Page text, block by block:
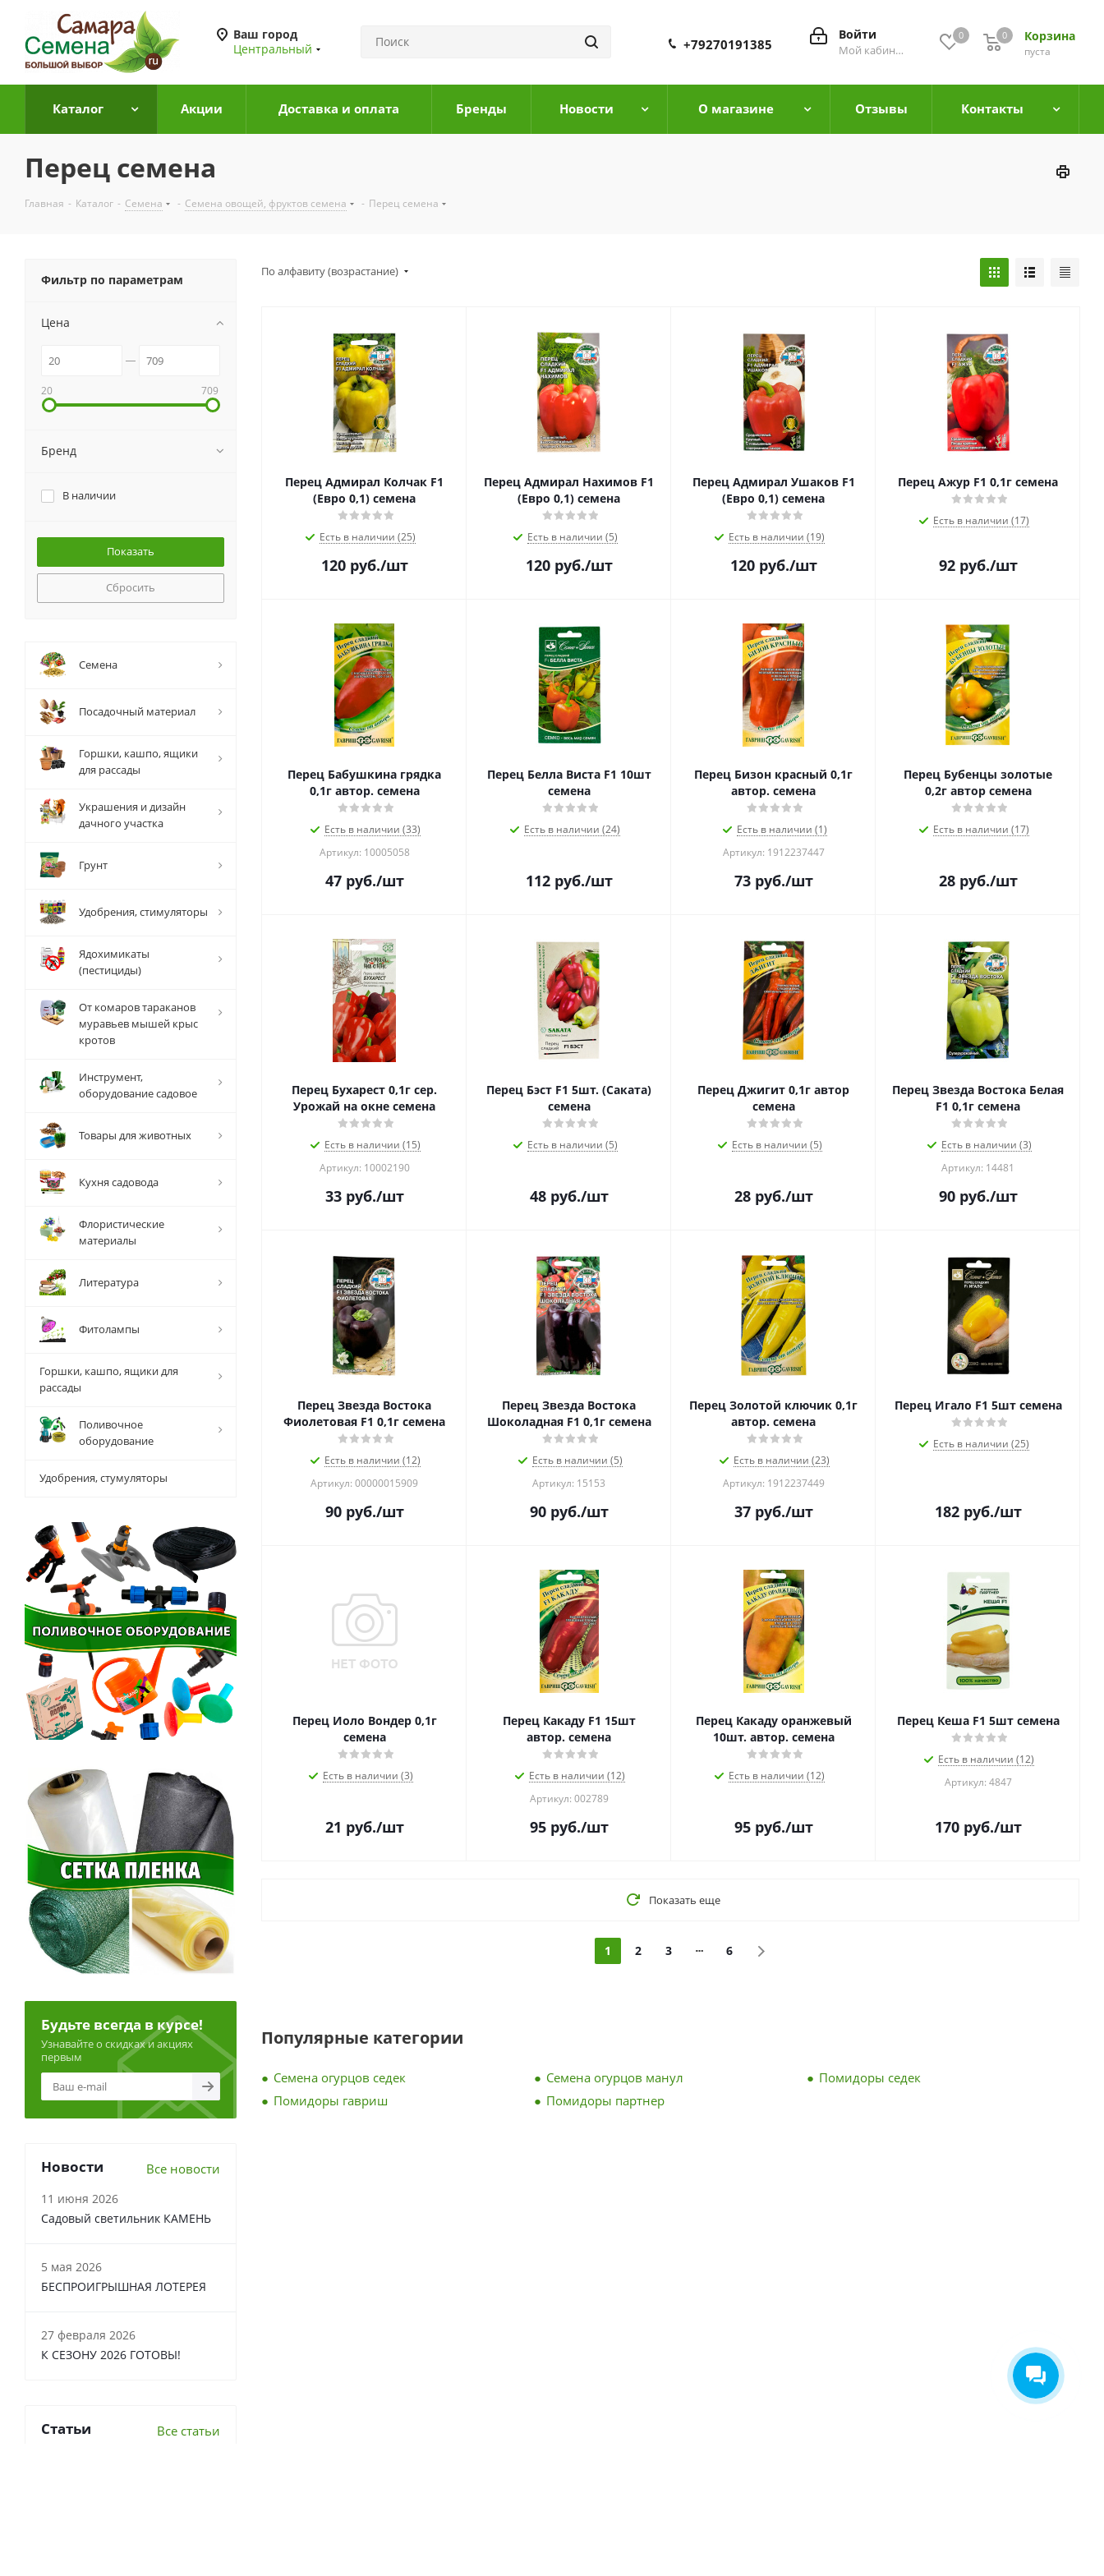
Ваш город
Центральный
0 Корзина
0
пуста
0
Войти
Мой кабинет
+79270191385
Каталог Акции Доставка и оплата Бренды Новости О магазине Отзывы Контакты
Перец семена
Главная - Каталог - Семена - Семена овощей, фруктов семена - Перец семена
По алфавиту (возрастание)
Перец Адмирал Колчак F1
(Евро 0,1) семена
Есть в наличии (25)
120руб./шт
Перец Адмирал Нахимов F1
(Евро 0,1) семена
Есть в наличии (5)
120руб./шт
Перец Адмирал Ушаков F1
(Евро 0,1) семена
Есть в наличии (19)
120руб./шт
Перец Ажур F1 0,1г семена
Есть в наличии (17)
92руб./шт
Перец Бабушкина грядка
0,1г автор. семена
Есть в наличии (33)
Артикул: 10005058
47руб./шт
Перец Белла Виста F1 10шт
семена
Есть в наличии (24)
112руб./шт
Перец Бизон красный 0,1г
автор. семена
Есть в наличии (1)
Артикул: 1912237447
73руб./шт
Перец Бубенцы золотые
0,2г автор семена
Есть в наличии (17)
28руб./шт
Перец Бухарест 0,1г сер.
Урожай на окне семена
Есть в наличии (15)
Артикул: 10002190
33руб./шт
Перец Бэст F1 5шт. (Саката)
семена
Есть в наличии (5)
48руб./шт
Перец Джигит 0,1г автор
семена
Есть в наличии (5)
28руб./шт
Перец Звезда Востока Белая
F1 0,1г семена
Есть в наличии (3)
Артикул: 14481
90руб./шт
Перец Звезда Востока
Фиолетовая F1 0,1г семена
Есть в наличии (12)
Артикул: 00000015909
90руб./шт
Перец Звезда Востока
Шоколадная F1 0,1г семена
Есть в наличии (5)
Артикул: 15153
90руб./шт
Перец Золотой ключик 0,1г
автор. семена
Есть в наличии (23)
Артикул: 1912237449
37руб./шт
Перец Игало F1 5шт семена
Есть в наличии (25)
182руб./шт
Перец Иоло Вондер 0,1г
семена
Есть в наличии (3)
21 руб./шт
Перец Какаду F1 15шт
автор. семена
Есть в наличии (12)
Артикул: 002789
95руб./шт
Перец Какаду оранжевый
10шт. автор. семена
Есть в наличии (12)
95руб./шт
Перец Кеша F1 5шт семена
Есть в наличии (12)
Артикул: 4847
170руб./шт
Показать еще
1 2 3 6
Популярные категории
Семена огурцов седек Семена огурцов манул
Помидоры седек
Помидоры гавриш
Помидоры партнер
Фильтр по параметрам
Цена
20 709
Бренд
В наличии
Сбросить
Семена
Посадочный материал
Горшки, кашпо, ящики
для рассады
Украшения и дизайн
дачного участка
Грунт
Удобрения, стимуляторы
Ядохимикаты
(пестициды)
От комаров тараканов
муравьев мышей крыс
кротов
Инструмент,
оборудование садовое
Товары для животных
Кухня садовода
Флористические
материалы
Литература
Фитолампы
Горшки, кашпо, ящики для
рассады
Поливочное
оборудование
Удобрения, стумуляторы
Будьте всегда в курсе!
Узнавайте о скидках и акциях
первым
Новости Все новости
11 июня 2026
Садовый светильник КАМЕНЬ
5 мая 2026
БЕСПРОИГРЫШНАЯ ЛОТЕРЕЯ
27 февраля 2026
К СЕЗОНУ 2026 ГОТОВЫ!
Статьи Все статьи